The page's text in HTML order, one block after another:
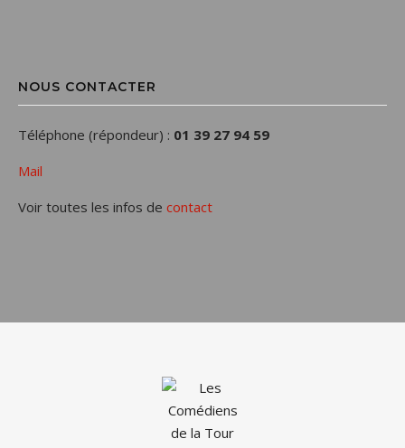
NOUS CONTACTER
Téléphone (répondeur) : 01 39 27 94 59
Mail
Voir toutes les infos de contact